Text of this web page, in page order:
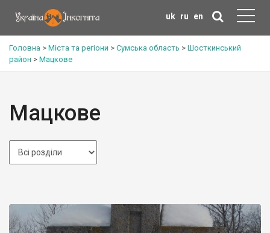
uk ru en
Головна > Міста та регіони > Сумська область > Шосткинський
район > Мацкове
Мацкове